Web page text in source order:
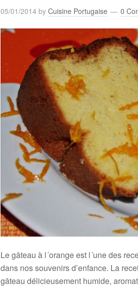
05/01/2014 by Cuisine Portugaise 0
Le gâteau à l´orange est l´une des
dans nos souvenirs d’enfance. La
gâteau délicieusement humide,